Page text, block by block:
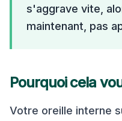
s'aggrave vite,
maintenant, pas
Pourquoi cela
Votre oreille interne